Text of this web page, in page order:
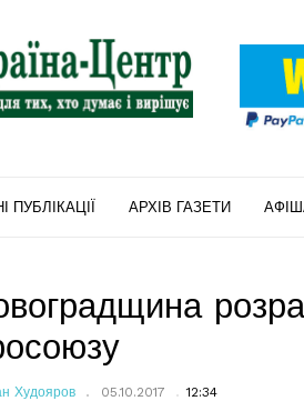
ПУБЛІКАЦІЇ АРХІВ ГАЗЕТИ
Худояров 05.10.2017 12:34